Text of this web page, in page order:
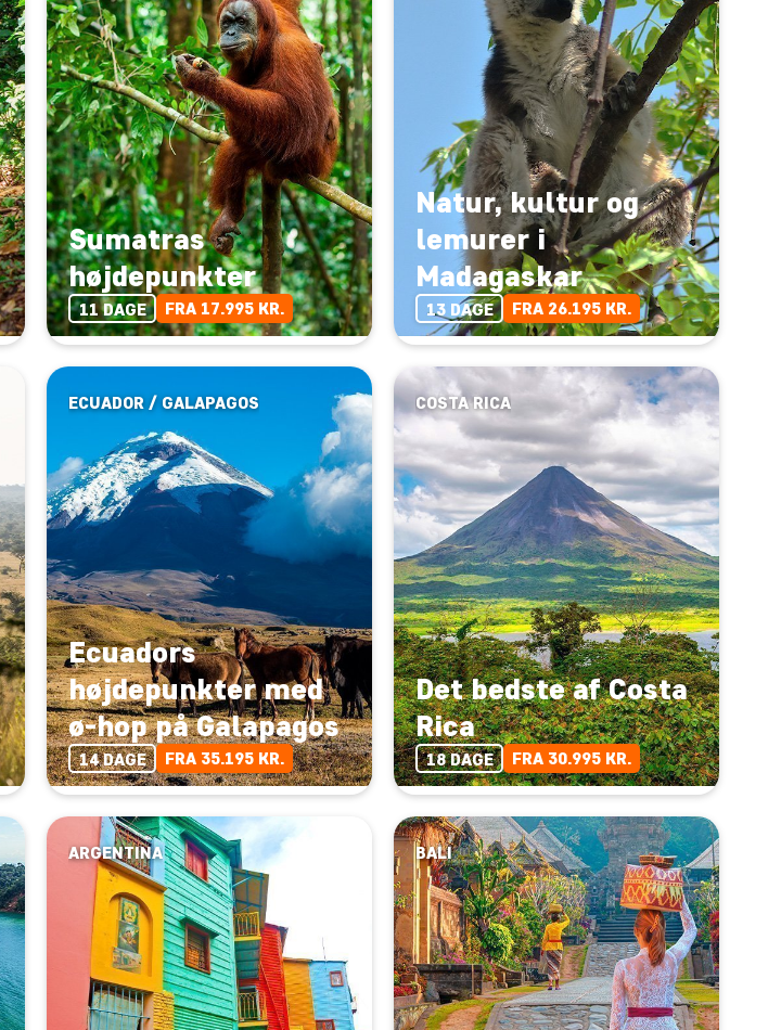
Sumatras
højdepunkter
11 DAGE FRA 17.995 KR.
Natur, kultur og
lemurer i
Madagaskar
13 DAGE FRA 26.195 KR.
ECUADOR / GALAPAGOS
Ecuadors
højdepunkter med
ø-hop på Galapagos
14 DAGE FRA 35.195 KR.
COSTA RICA
Det bedste af Costa
Rica
18 DAGE FRA 30.995 KR.
ARGENTINA BALI